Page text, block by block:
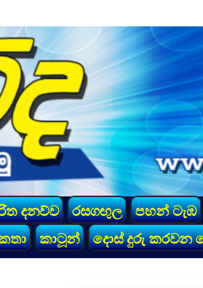
දනව්ව රසගඟුල පහන් ටැඹ
කාටූන් දොස් දුරු කරවන